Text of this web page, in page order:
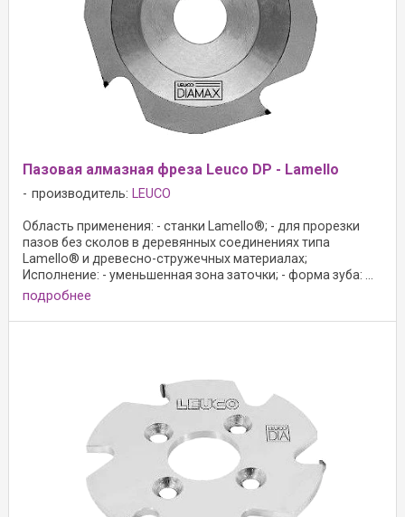
Пазовая алмазная фреза Leuco DP - Lamello
производитель: LEUCO
Область применения: - станки Lamello®; - для прорезки
пазов без сколов в деревянных соединениях типа
Lamello® и древесно-стружечных материалах;
Исполнение: - уменьшенная зона заточки; - форма зуба: ...
подробнее